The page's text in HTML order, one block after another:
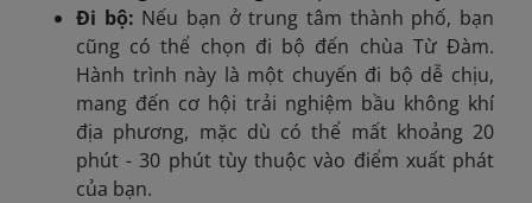
Đi bộ: Nếu bạn ở trung tâm thành phố, bạn
cũng có thể chọn đi bộ đến chùa Từ Đàm.
Hành trình này là một chuyến đi bộ dễ chịu,
mang đến cơ hội trải nghiệm bầu không khí
địa phương, mặc dù có thể mất khoảng 20
phút - 30 phút tùy thuộc vào điểm xuất phát
của bạn.